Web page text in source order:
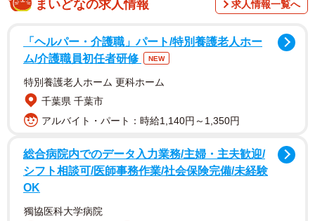
まいどなの求人情報 求人情報一覧へ
「ヘルパー・介護職」パート/特別養護老人ホー
ム/介護職員初任者研修
NEW
特別養護老人ホーム 更科ホーム
千葉県 千葉市
アルバイト・パート：時給1,140円～1,350円
総合病院内でのデータ入力業務/主婦・主夫歓迎/
シフト相談可/医師事務作業/社会保険完備/未経験
OK
獨協医科大学病院